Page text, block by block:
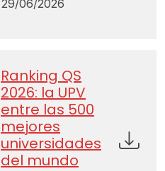
29/06/2026
Ranking QS
2026: la UPV
entre las 500
mejores
universidades
del mundo